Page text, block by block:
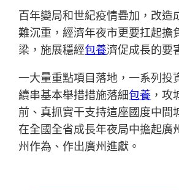
百年變局和世紀疫情疊加，改造
難沉重，經濟年夜市更要扛起擔
梁，施展穩經包養濟促成長的要
一大量重點項目落地，一系列投
續串基本舉措措施落細包養 ，攻
前、真抓實干支持這座國度中間
在全國全省成長年夜局中擔起廣
州作為、作出廣州進獻。